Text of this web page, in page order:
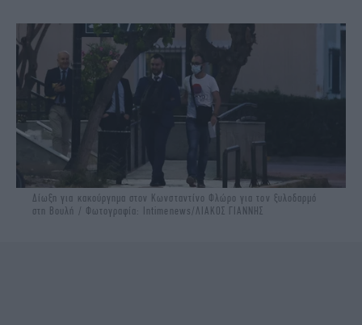
Δίωξη για κακούργημα στον Κωνσταντίνο Φλώρο για τον ξυλοδαρμό
στη Βουλή / Φωτογραφία: Intimenews/ΛΙΑΚΟΣ ΓΙΑΝΝΗΣ